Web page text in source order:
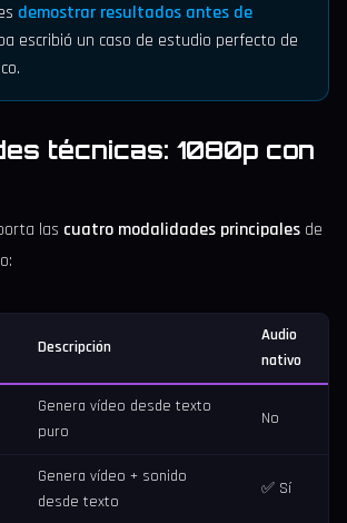
demostrar resultados antes de
escribió un caso de estudio perfecto de
técnicas: 1080p con
las cuatro modalidades principales de
Descripción
Audio
nativo
Genera vídeo desde texto
puro
No
Genera vídeo + sonido
desde texto
✅ Sí